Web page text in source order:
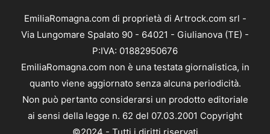
EmiliaRomagna.com di proprietà di Artrock.com srl -
Via Lungomare Spalato 90 - 64021 - Giulianova (TE) -
P:IVA: 01882950676
EmiliaRomagna.com non è una testata giornalistica, in
quanto viene aggiornato senza alcuna periodicità.
Non può pertanto considerarsi un prodotto editoriale
ai sensi della legge n. 62 del 07.03.2001 Copyright